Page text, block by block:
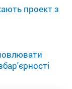
проект з